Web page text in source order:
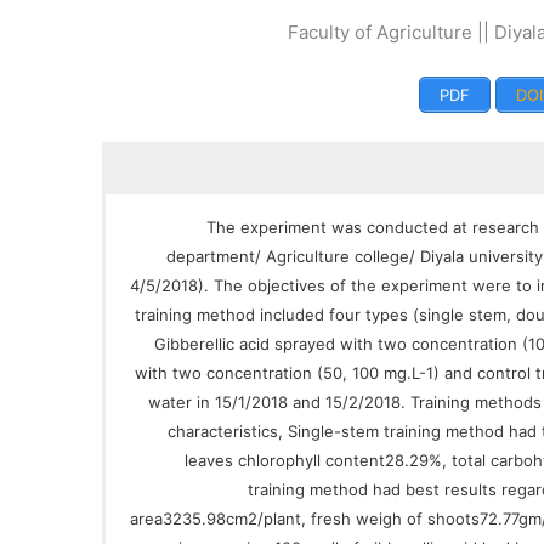
Faculty of Agriculture ||
DOI
PDF
The experiment was conducted at
department/ Agriculture college/ Diyala
4/5/2018). The objectives of the experiment were
training method included four types (single stem,
Gibberellic acid sprayed with two concentration
with two concentration (50, 100 mg.L-1) and
water in 15/1/2018 and 15/2/2018. Training
characteristics, Single-stem training method
leaves chlorophyll content28.29%, total
training method had best results
area3235.98cm2/plant, fresh weigh of